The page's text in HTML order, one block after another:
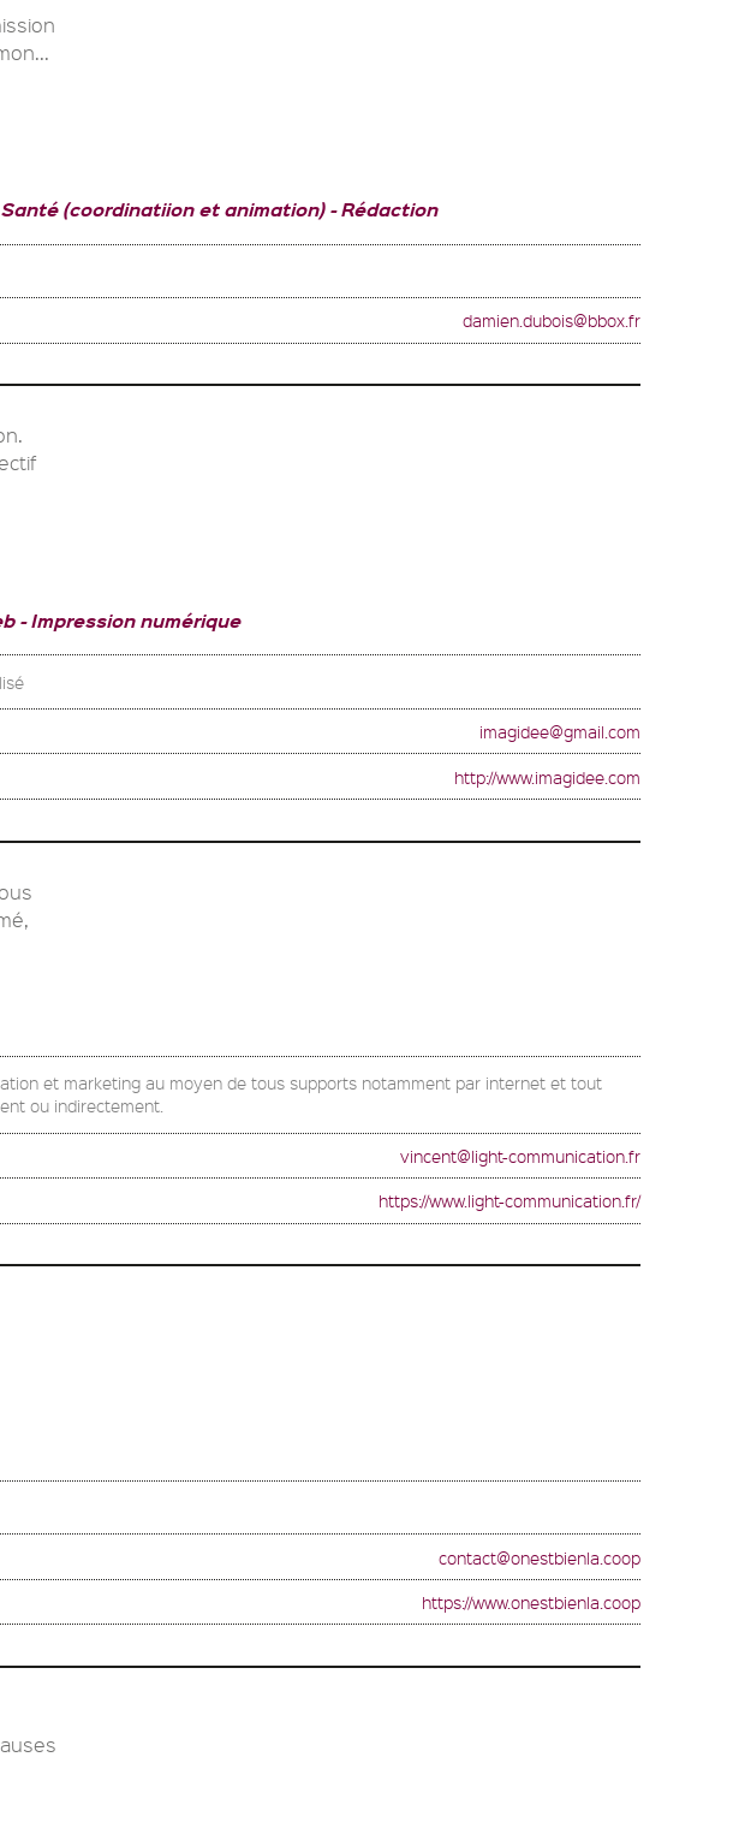
(coordinatiion et animation) Rédaction
damien.dubois@bbox.fr
Impression numérique
imagidee@gmail.com
http://www.imagidee.com
et marketing au moyen de tous supports notamment par internet et tout
ou indirectement.
vincent@light-communication.fr
https://www.light-communication.fr/
contact@onestbienla.coop
https://www.onestbienla.coop